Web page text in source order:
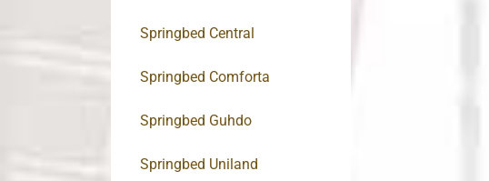
Springbed Central
Springbed Comforta
Springbed Guhdo
Springbed Uniland